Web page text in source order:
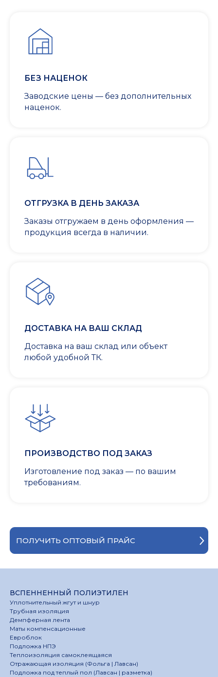
БЕЗ НАЦЕНОК
Заводские цены — без дополнительных
наценок.
ОТГРУЗКА В ДЕНЬ ЗАКАЗА
Заказы отгружаем в день оформления —
продукция всегда в наличии.
ДОСТАВКА НА ВАШ СКЛАД
Доставка на ваш склад или объект
любой удобной ТК.
ПРОИЗВОДСТВО ПОД ЗАКАЗ
Изготовление под заказ — по вашим
требованиям.
ПОЛУЧИТЬ ОПТОВЫЙ ПРАЙС
ВСПЕННЕННЫЙ ПОЛИЭТИЛЕН
Уплотнительный жгут и шнур
Трубная изоляция
Демпферная лента
Маты компенсационные
Евроблок
Подложка НПЭ
Теплоизоляция самоклеящаяся
Отражающая изоляция (Фольга | Лавсан)
Подложка под теплый пол (Лавсан | разметка)